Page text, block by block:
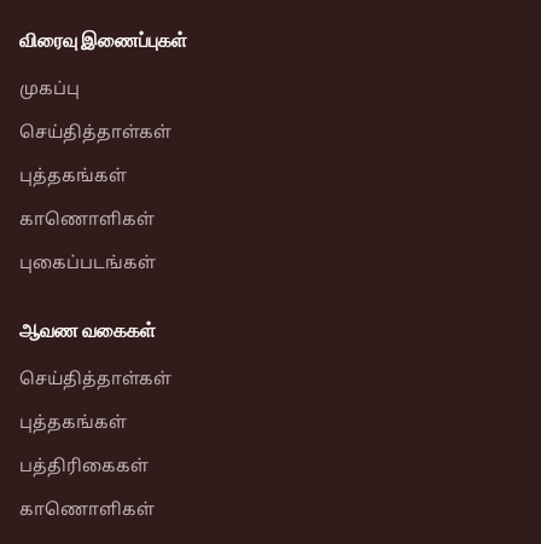
விரைவு இணைப்புகள்
முகப்பு
செய்தித்தாள்கள்
புத்தகங்கள்
காணொளிகள்
புகைப்படங்கள்
ஆவண வகைகள்
செய்தித்தாள்கள்
புத்தகங்கள்
பத்திரிகைகள்
காணொளிகள்